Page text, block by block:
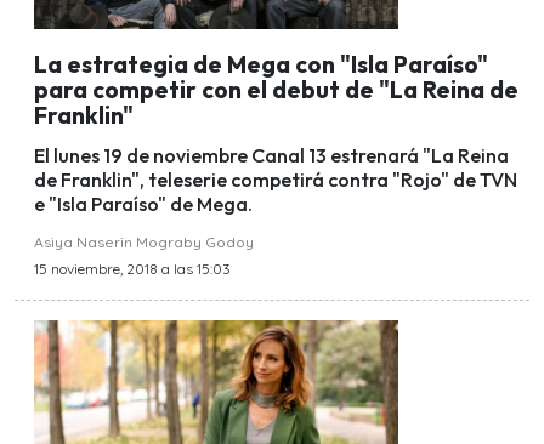
La estrategia de Mega con "Isla Paraíso"
para competir con el debut de "La Reina de
Franklin"
El lunes 19 de noviembre Canal 13 estrenará "La Reina
de Franklin", teleserie competirá contra "Rojo" de TVN
e "Isla Paraíso" de Mega.
Asiya Naserin Mograby Godoy
15 noviembre, 2018 a las 15:03